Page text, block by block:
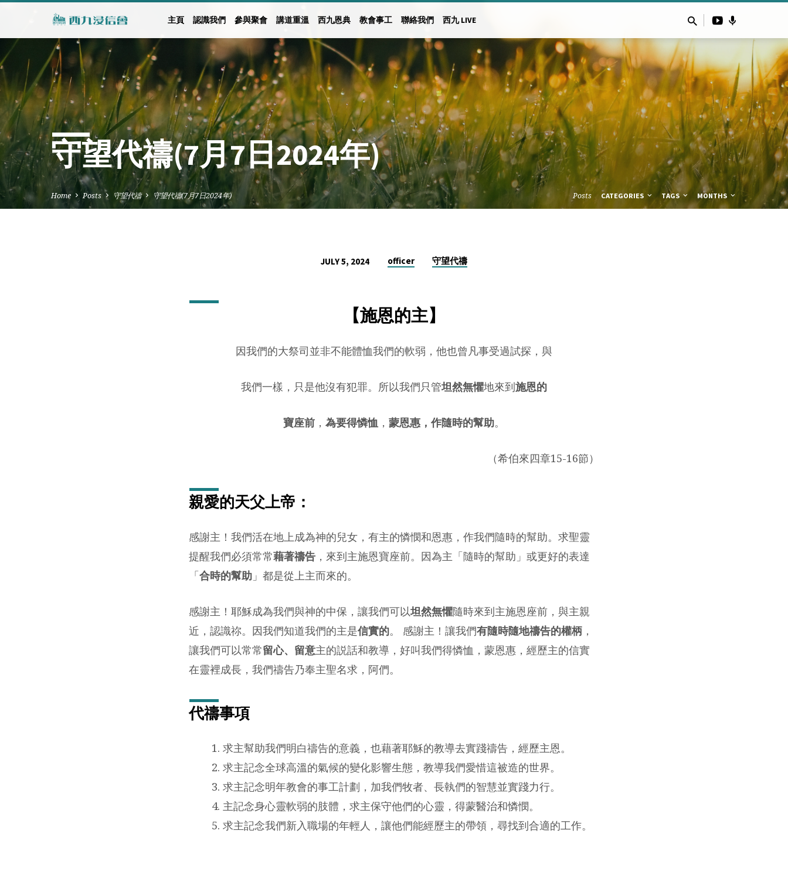
主頁 認識我們 參與聚會 講道重溫 西九恩典 教會事工 聯絡我們 西九 LIVE
守望代禱(7月7日2024年)
Home Posts 守望代禱 守望代禱(7月7日2024年) Posts CATEGORIES TAGS MONTHS
JULY 5, 2024 officer 守望代禱
【施恩的主】
因我們的大祭司並非不能體恤我們的軟弱，他也曾凡事受過試探，與
我們一樣，只是他沒有犯罪。所以我們只管坦然無懼地來到施恩的
寶座前 ， 為要得憐恤 ， 蒙恩惠，作隨時的幫助。
（希伯來四章15-16節）
親愛的天父上帝：
感謝主！我們活在地上成為神的兒女，有主的憐憫和恩惠，作我們隨時的幫助。求聖靈
提醒我們必須常常藉著禱告 ，來到主施恩寶座前。因為主「隨時的幫助」或更好的表達
「合時的幫助 」都是從上主而來的。
感謝主！耶穌成為我們與神的中保，讓我們可以坦然無懼隨時來到主施恩座前，與主親
近，認識祢。因我們知道我們的主是信實的。 感謝主！讓我們有隨時隨地禱告的權柄 ，
讓我們可以常常留心、留意主的説話和教導，好叫我們得憐恤，蒙恩惠，經歷主的信實
在靈裡成長，我們禱告乃奉主聖名求，阿們。
代禱事項
求主幫助我們明白禱告的意義，也藉著耶穌的教導去實踐禱告，經歷主恩。
求主記念全球高溫的氣候的變化影響生態，教導我們愛惜這被造的世界。
求主記念明年教會的事工計劃，加我們牧者、長執們的智慧並實踐力行。
主記念身心靈軟弱的肢體，求主保守他們的心靈，得蒙醫治和憐憫。
求主記念我們新入職場的年輕人，讓他們能經歷主的帶領，尋找到合適的工作。